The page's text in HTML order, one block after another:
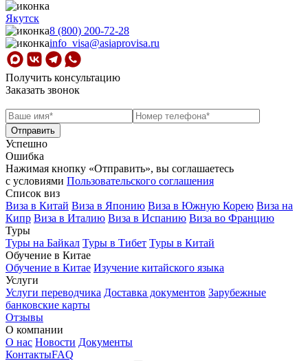
Якутск
8 (800) 200-72-28
info_visa@asiaprovisa.ru
Получить консультацию
Заказать звонок
Успешно
Ошибка
Нажимая кнопку «Отправить», вы соглашаетесь
с условиями Пользовательского соглашения
Список виз
Виза в Китай Виза в Японию Виза в Южную Корею Виза на
Кипр Виза в Италию Виза в Испанию Виза во Францию
Туры
Туры на Байкал Туры в Тибет Туры в Китай
Обучение в Китае
Обучение в Китае Изучение китайского языка
Услуги
Услуги переводчика Доставка документов Зарубежные
банковские карты
Отзывы
О компании
О нас Новости Документы
КонтактыFAQ